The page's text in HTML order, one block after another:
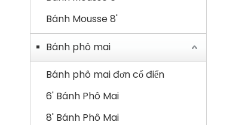
Bánh Mousse 8'
Bánh phô mai
Bánh phô mai đơn cổ điển
6' Bánh Phô Mai
8' Bánh Phô Mai